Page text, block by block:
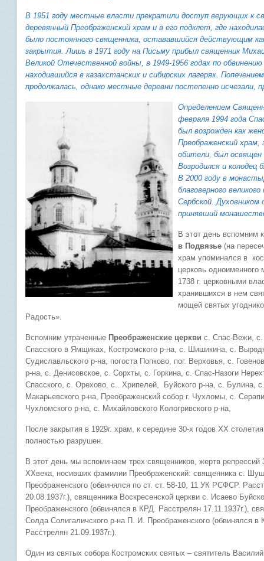
В 1951 году местные власти прекратили доступ верующих к
деревянный Преображенский храм и в его подклет, где
было постоянного священника, остававшийся действующим
закрытия. Лишь в 1971 году на Письму прибыл священник
Великой Отечественной войны, в 1949-1956 годах по
находившийся в казахстанских и сибирских лагерях.
продолжалась, однако местные деревни постепенно
Определением
февраля 1994 года
был возрожден как
Преображенский
обители, был освящен
Возродился и колодец
В 2000 году в
благоверного
Сербской.
принявший
В этот день вспомним
в Подвязье (на
храм упоминался в
церковь
1738 г. церковными
хранившихся в нем
мощей святых
Радость».
Вспомним утраченные Преображенские церкви с. Спас-Вежи, с.
Спасского в Ямщиках, Костромского р-на, с. Шишикина, с.
Судиславльского р-на, погоста Попково, пог. Верховья, с.
р-на, с. Денисовское, с. Сорхты, с. Горкина, с. Спас-Назоги
Спасского, с. Орехово, с.. Хрипелей, Буйского р-на, с. Булина,
Макарьевского р-на, Преображенский собор г. Чухломы, с.
Чухломского р-на, с. Михайловского Кологривского р-на,
После закрытия в 1929г. храм, к середине 30-х годов ХХ
полностью разрушен.
В этот день мы вспоминаем трех священников, жертв репрессий
ХХвека, носивших фамилии Преображенский: священника с.
Преображенского (обвинялся по ст. ст. 58-10, 11 УК РСФСР.
20.08.1937г.), священника Воскресенской церкви с. Исаево
Преображенского (обвинялся в КРД. Расстрелян 17.11.1937г.),
Солда Солигаличского р-на П. И. Преображенского (обвинялся в
Расстрелян 21.09.1937г.).
Один из святых собора Костромских святых – святитель